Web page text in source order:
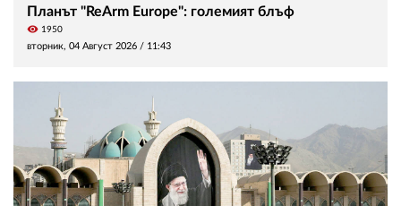
Планът "ReArm Europe": големият блъф
visibility 1950
вторник, 04 Август 2026 / 11:43